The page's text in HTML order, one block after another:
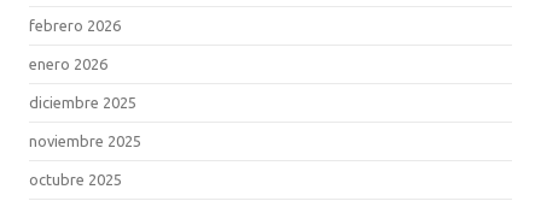
febrero 2026
enero 2026
diciembre 2025
noviembre 2025
octubre 2025